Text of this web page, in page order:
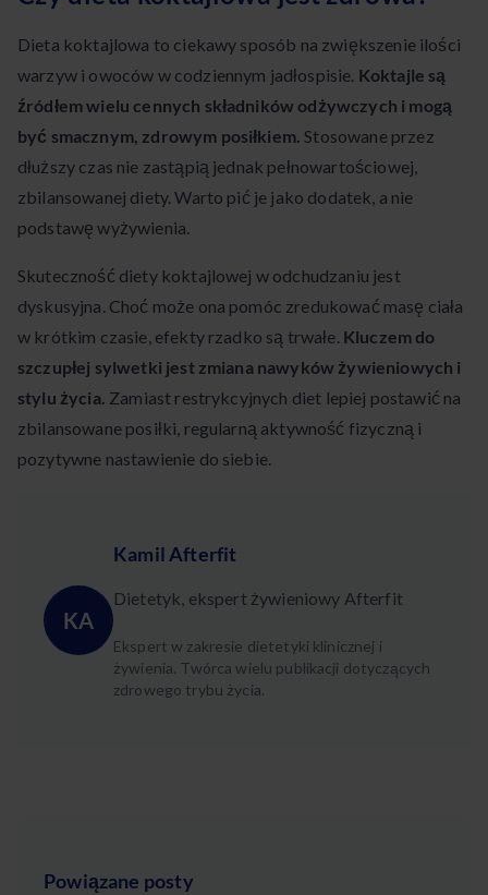
Dieta koktajlowa to ciekawy sposób na zwiększenie ilości
warzyw i owoców w codziennym jadłospisie. Koktajle są
źródłem wielu cennych składników odżywczych i mogą
być smacznym, zdrowym posiłkiem.Stosowane przez
dłuższy czas nie zastąpią jednak pełnowartościowej,
zbilansowanej diety. Warto pić je jako dodatek, a nie
podstawę wyżywienia.
Skuteczność diety koktajlowej w odchudzaniu jest
dyskusyjna. Choć może ona pomóc zredukować masę ciała
w krótkim czasie, efekty rzadko są trwałe. Kluczem do
szczupłej sylwetki jest zmiana nawyków żywieniowych i
stylu życia. Zamiast restrykcyjnych diet lepiej postawić na
zbilansowane posiłki, regularną aktywność fizyczną i
pozytywne nastawienie do siebie.
KA
Kamil Afterfit
Dietetyk, ekspert żywieniowy Afterfit
Ekspert w zakresie dietetyki klinicznej i
żywienia. Twórca wielu publikacji dotyczących
zdrowego trybu życia.
Powiązane posty